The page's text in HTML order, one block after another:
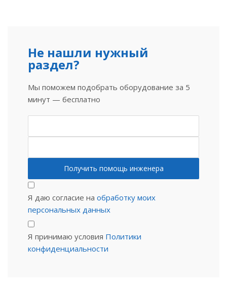
Не нашли нужный
раздел?
Мы поможем подобрать оборудование за 5
минут — бесплатно
Я даю согласие на обработку моих
персональных данных
Я принимаю условия Политики
конфиденциальности